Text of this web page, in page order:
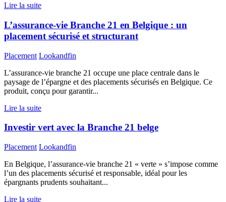
Lire la suite
L’assurance-vie Branche 21 en Belgique : un
placement sécurisé et structurant
Placement Lookandfin
L’assurance-vie branche 21 occupe une place centrale dans le
paysage de l’épargne et des placements sécurisés en Belgique. Ce
produit, conçu pour garantir...
Lire la suite
Investir vert avec la Branche 21 belge
Placement Lookandfin
En Belgique, l’assurance-vie branche 21 « verte » s’impose comme
l’un des placements sécurisé et responsable, idéal pour les
épargnants prudents souhaitant...
Lire la suite